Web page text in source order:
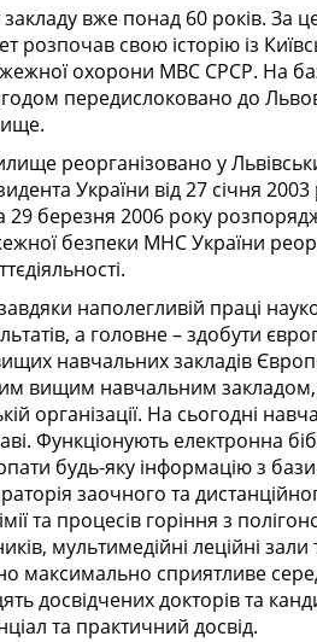
вже понад 60 років. За
розпочав свою історію із
охорони МВС СРСР. На
передислоковано до
реорганізовано у
України від 27 січня
березня 2006 року
безпеки МНС України
наполегливій праці
а головне – здобути
навчальних закладів
вищим навчальним закладом,
організації. На сьогодні
Функціонують електронна
будь-яку інформацію з
заочного та
та процесів горіння з
мультимедійні леційні
максимально сприятливе
досвідчених докторів та
та практичний досвід.